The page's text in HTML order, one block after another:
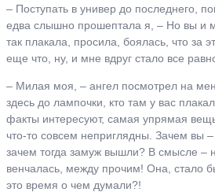
– Поступать в универ до последнего,
едва слышно прошептала я, – Но вы и
так плакала, просила, боялась, что за
еще что, ну, и мне вдруг стало все
– Милая моя, – ангел посмотрел на
здесь до лампочки, кто там у вас
факты интересуют, самая упрямая
что-то совсем неприглядны. Зачем вы –
зачем тогда замуж вышли? В смысле –
венчалась, между прочим! Она, стало
это время о чем думали?!